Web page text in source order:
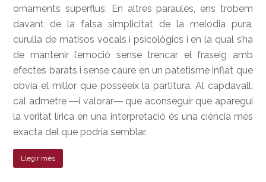
ornaments superflus. En altres paraules, ens trobem
davant de la falsa simplicitat de la melodia pura,
curulla de matisos vocals i psicològics i en la qual s’ha
de mantenir l’emoció sense trencar el fraseig amb
efectes barats i sense caure en un patetisme inflat que
obvia el millor que posseeix la partitura. Al capdavall,
cal admetre ―i valorar― que aconseguir que aparegui
la veritat lírica en una interpretació és una ciència més
exacta del que podria semblar.
Llegir més